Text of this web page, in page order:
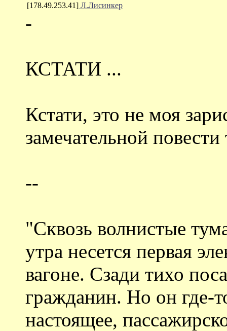
[178.49.253.41] Л.Лисинкер
-
КСТАТИ ...
Кстати, это не моя
замечательной повести
--
"Сквозь волнистые
утра несется первая
вагоне. Сзади тихо
гражданин. Но он где-
настоящее,